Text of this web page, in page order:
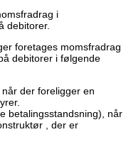
i
debitorer.
foretages momsfradrag
debitorer i følgende
der foreligger en
betalingsstandsning), når
, der er